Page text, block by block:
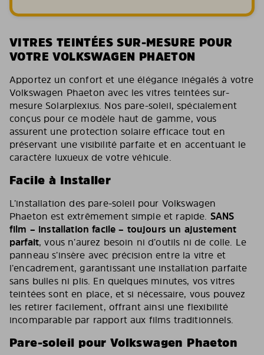
VITRES TEINTÉES SUR-MESURE POUR
VOTRE VOLKSWAGEN PHAETON
Apportez un confort et une élégance inégalés à votre
Volkswagen Phaeton avec les vitres teintées sur-
mesure Solarplexius. Nos pare-soleil, spécialement
conçus pour ce modèle haut de gamme, vous
assurent une protection solaire efficace tout en
préservant une visibilité parfaite et en accentuant le
caractère luxueux de votre véhicule.
Facile à Installer
L’installation des pare-soleil pour Volkswagen
Phaeton est extrêmement simple et rapide. SANS
film – installation facile – toujours un ajustement
parfait, vous n’aurez besoin ni d’outils ni de colle. Le
panneau s’insère avec précision entre la vitre et
l’encadrement, garantissant une installation parfaite
sans bulles ni plis. En quelques minutes, vos vitres
teintées sont en place, et si nécessaire, vous pouvez
les retirer facilement, offrant ainsi une flexibilité
incomparable par rapport aux films traditionnels.
Pare-soleil pour Volkswagen Phaeton